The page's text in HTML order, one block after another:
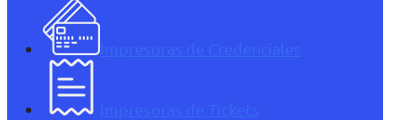
Impresoras de Credenciales
Impresoras de Tickets